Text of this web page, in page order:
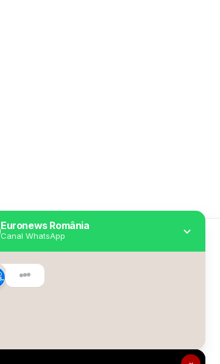
Euronews România
Canal WhatsApp
Despre Euronews